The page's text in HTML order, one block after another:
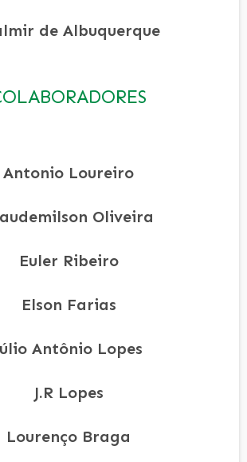
de Albuquerque
Antonio Loureiro
Oliveira
Euler Ribeiro
Elson Farias
Antônio Lopes
J.R Lopes
Lourenço Braga